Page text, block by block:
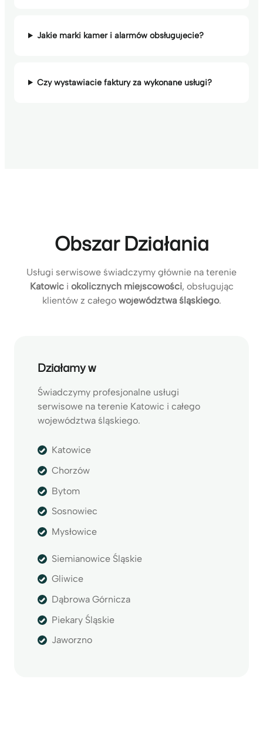
Jakie marki kamer i alarmów obsługujecie?
Czy wystawiacie faktury za wykonane usługi?
Obszar Działania
Usługi serwisowe świadczymy głównie na terenie
Katowici okolicznych miejscowości, obsługując
klientów z całego województwa śląskiego.
Działamy w
Świadczymy profesjonalne usługi
serwisowe na terenie Katowic i całego
województwa śląskiego.
Katowice
Chorzów
Bytom
Sosnowiec
Mysłowice
Siemianowice Śląskie
Gliwice
Dąbrowa Górnicza
Piekary Śląskie
Jaworzno